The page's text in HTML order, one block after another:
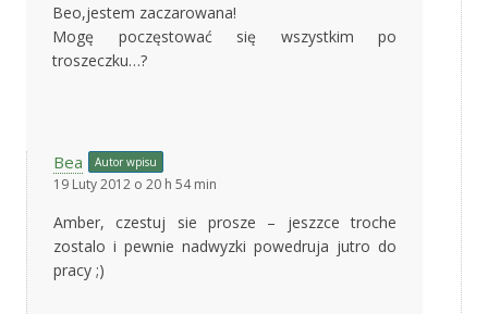
Beo,jestem zaczarowana!
Mogę poczęstować się wszystkim po
troszeczku…?
Bea Autor wpisu
19 Luty 2012 o 20 h 54 min
Amber, czestuj sie prosze – jeszzce troche
zostalo i pewnie nadwyzki powedruja jutro do
pracy ;)